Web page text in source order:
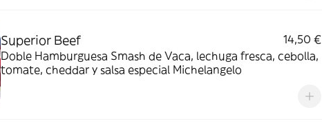
Superior Beef
14,50 €
Doble Hamburguesa Smash de Vaca, lechuga fresca, cebolla,
tomate, cheddar y salsa especial Michelangelo